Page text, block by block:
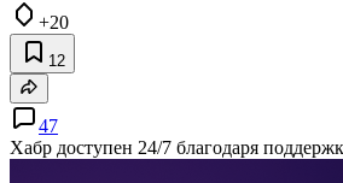
+20
12
47
Хабр доступен 24/7 благодаря